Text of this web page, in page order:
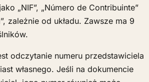
„NIF”, „Número de Contribuinte”
zależnie od układu. Zawsze ma 9
odczytanie numeru przedstawiciela
własnego. Jeśli na dokumencie